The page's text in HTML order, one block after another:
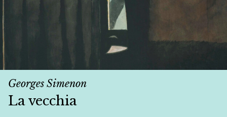
Georges Simenon
La vecchia